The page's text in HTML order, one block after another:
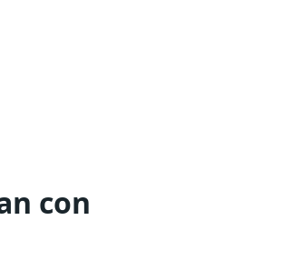
con